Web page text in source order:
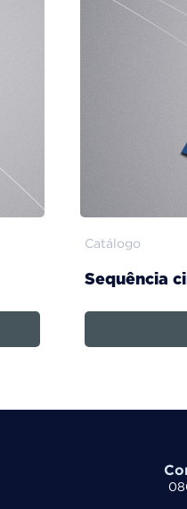
Catálogo
Sequência